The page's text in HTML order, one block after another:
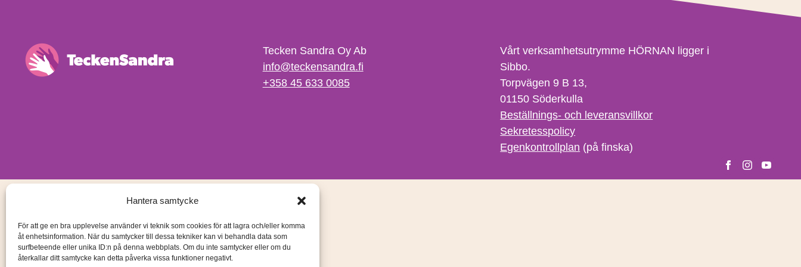
Hantera samtycke
För att ge en bra upplevelse använder vi teknik som cookies för att lagra och/eller komma
åt enhetsinformation. När du samtycker till dessa tekniker kan vi behandla data som
surfbeteende eller unika ID:n på denna webbplats. Om du inte samtycker eller om du
återkallar ditt samtycke kan detta påverka vissa funktioner negativt.
Tecken Sandra Oy Ab
info@teckensandra.fi
+358 45 633 0085
Vårt verksamhetsutrymme HÖRNAN ligger i
Sibbo.
Torpvägen 9 B 13,
01150 Söderkulla
Beställnings- och leveransvillkor
Sekretesspolicy
Egenkontrollplan (på finska)